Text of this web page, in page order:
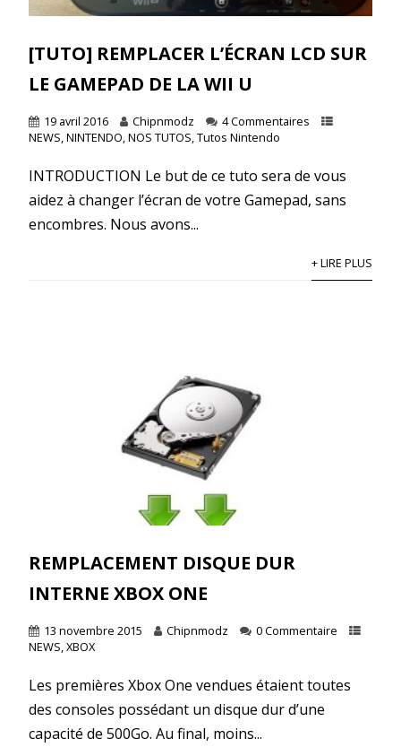
[TUTO] REMPLACER L’ÉCRAN LCD SUR
LE GAMEPAD DE LA WII U
19 avril 2016 Chipnmodz
4 Commentaires
NEWS,NINTENDO,NOS TUTOS,Tutos Nintendo
INTRODUCTION Le but de ce tuto sera de vous
aidez à changer l’écran de votre Gamepad, sans
encombres. Nous avons...
+ LIRE PLUS
REMPLACEMENT DISQUE DUR
INTERNE XBOX ONE
13 novembre 2015 Chipnmodz
0 Commentaire
NEWS,XBOX
Les premières Xbox One vendues étaient toutes
des consoles possédant un disque dur d’une
capacité de 500Go. Au final, moins...